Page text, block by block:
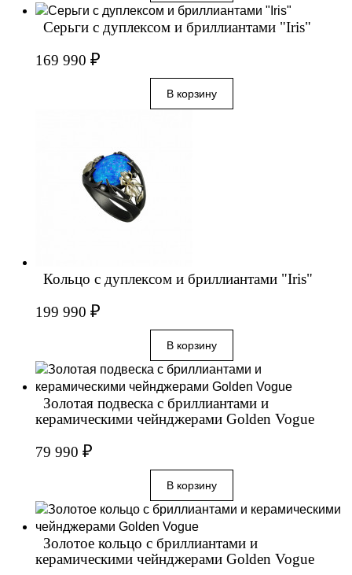
Серьги с дуплексом и бриллиантами "Iris"
169 990 ₽
Кольцо с дуплексом и бриллиантами "Iris"
199 990 ₽
Золотая подвеска с бриллиантами и
керамическими чейнджерами Golden Vogue
79 990 ₽
Золотое кольцо с бриллиантами и
керамическими чейнджерами Golden Vogue